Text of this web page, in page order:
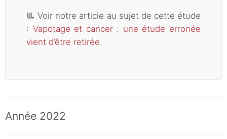
📃 Voir notre article au sujet de cette étude
: Vapotage et cancer : une étude erronée
vient d’être retirée.
Année 2022